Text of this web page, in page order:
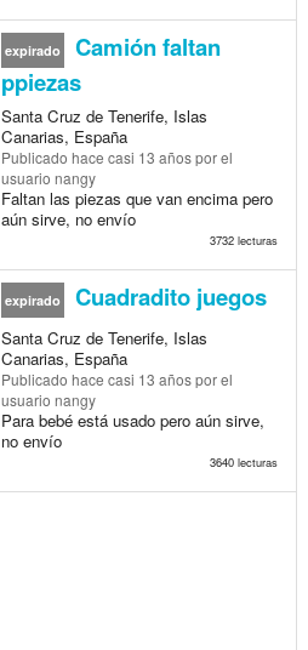
expirado
Camión faltan
ppiezas
Santa Cruz de Tenerife, Islas
Canarias, España
Publicado hace casi 13 añospor el
usuario nangy
Faltan las piezas que van encima pero
aún sirve, no envío
3732 lecturas
expirado Cuadradito juegos
Santa Cruz de Tenerife, Islas
Canarias, España
Publicado hace casi 13 añospor el
usuario nangy
Para bebé está usado pero aún sirve,
no envío
3640 lecturas